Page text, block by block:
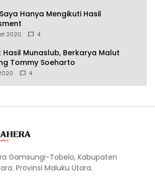
Hanya Mengikuti Hasil
2020 4
Hasil Munaslub, Berkarya Malut
Tommy Soeharto
4
Gamsungi-Tobelo, Kabupaten
Provinsi Maluku Utara.